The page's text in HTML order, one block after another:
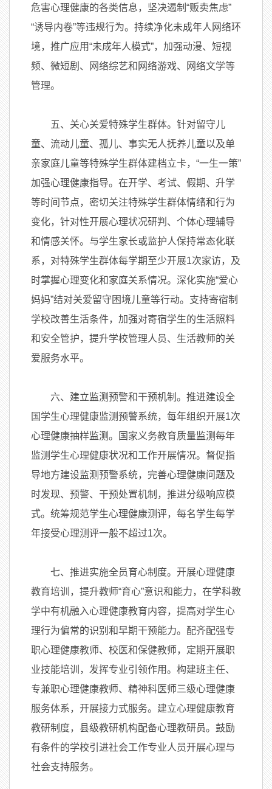
危害心理健康的各类信息，坚决遏制“贩卖焦虑”
“诱导内卷”等违规行为。持续净化未成年人网络环
境，推广应用“未成年人模式”，加强动漫、短视
频、微短剧、网络综艺和网络游戏、网络文学等
管理。
五、关心关爱特殊学生群体。针对留守儿
童、流动儿童、孤儿、事实无人抚养儿童以及单
亲家庭儿童等特殊学生群体建档立卡，“一生一策”
加强心理健康指导。在开学、考试、假期、升学
等时间节点，密切关注特殊学生群体情绪和行为
变化，针对性开展心理状况研判、个体心理辅导
和情感关怀。与学生家长或监护人保持常态化联
系，对特殊学生群体每学期至少开展1次家访，及
时掌握心理变化和家庭关系情况。深化实施“爱心
妈妈”结对关爱留守困境儿童等行动。支持寄宿制
学校改善生活条件，加强对寄宿学生的生活照料
和安全管护，提升学校管理人员、生活教师的关
爱服务水平。
六、建立监测预警和干预机制。推进建设全
国学生心理健康监测预警系统，每年组织开展1次
心理健康抽样监测。国家义务教育质量监测每年
监测学生心理健康状况和工作开展情况。督促指
导地方建设监测预警系统，完善心理健康问题及
时发现、预警、干预处置机制，推进分级响应模
式。统筹规范学生心理健康测评，每名学生每学
年接受心理测评一般不超过1次。
七、推进实施全员育心制度。开展心理健康
教育培训，提升教师“育心”意识和能力，在学科教
学中有机融入心理健康教育内容，提高对学生心
理行为偏常的识别和早期干预能力。配齐配强专
职心理健康教师、校医和保健教师，定期开展职
业技能培训，发挥专业引领作用。构建班主任、
专兼职心理健康教师、精神科医师三级心理健康
服务体系，开展接力式服务。建立心理健康教育
教研制度，县级教研机构配备心理教研员。鼓励
有条件的学校引进社会工作专业人员开展心理与
社会支持服务。